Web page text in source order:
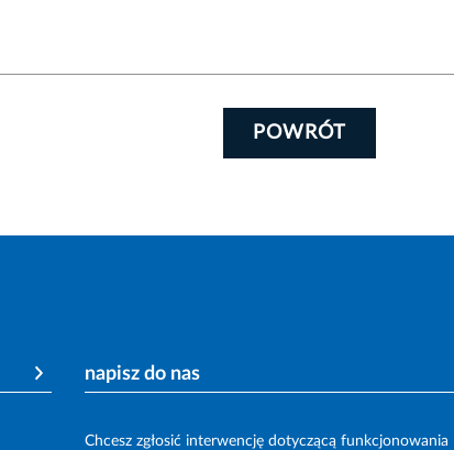
POWRÓT
napisz do nas
Chcesz zgłosić interwencję dotyczącą funkcjonowania